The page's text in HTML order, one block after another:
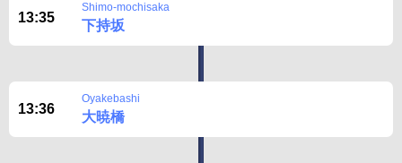
13:35
Shimo-mochisaka
下持坂
13:36
Oyakebashi
大暁橋